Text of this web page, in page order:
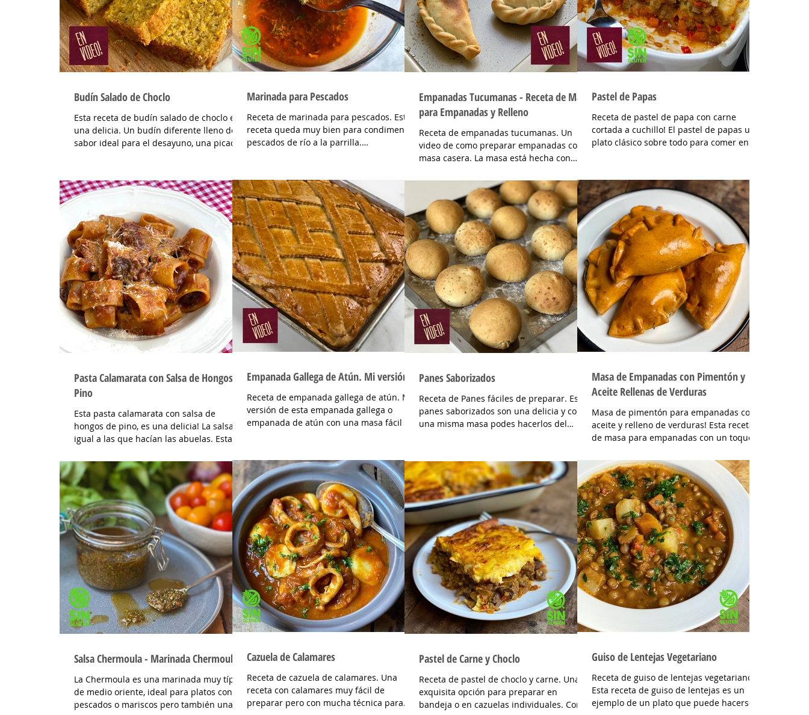
Budín Salado de Choclo
Esta receta de budín salado de choclo es
una delicia. Un budín diferente lleno de
sabor ideal para el desayuno, una picada
Marinada para Pescados
Receta de marinada para pescados. Esta
receta queda muy bien para condimentar
pescados de río a la parrilla.
Empanadas Tucumanas - Receta de Masa
para Empanadas y Relleno
Receta de empanadas tucumanas. Un
video de como preparar empanadas con
masa casera. La masa está hecha con
Pastel de Papas
Receta de pastel de papa con carne
cortada a cuchillo! El pastel de papas un
plato clásico sobre todo para comer en
Pasta Calamarata con Salsa de Hongos de
Pino
Esta pasta calamarata con salsa de
hongos de pino, es una delicia! La salsa es
igual a las que hacían las abuelas. Esta
Empanada Gallega de Atún. Mi versión!
Receta de empanada gallega de atún. Mi
versión de esta empanada gallega o
empanada de atún con una masa fácil de
Panes Saborizados
Receta de Panes fáciles de preparar. Estos
panes saborizados son una delicia y con
una misma masa podes hacerlos del
Masa de Empanadas con Pimentón y
Aceite Rellenas de Verduras
Masa de pimentón para empanadas con
aceite y relleno de verduras! Esta receta
de masa para empanadas con un toque
Salsa Chermoula - Marinada Chermoula
La Chermoula es una marinada muy típica
de medio oriente, ideal para platos con
pescados o mariscos pero también una
Cazuela de Calamares
Receta de cazuela de calamares. Una
receta con calamares muy fácil de
preparar pero con mucha técnica para
Pastel de Carne y Choclo
Receta de pastel de choclo y carne. Una
exquisita opción para preparar en
bandeja o en cazuelas individuales. Con
Guiso de Lentejas Vegetariano
Receta de guiso de lentejas vegetariano
Esta receta de guiso de lentejas es un
ejemplo de un plato que puede hacerse